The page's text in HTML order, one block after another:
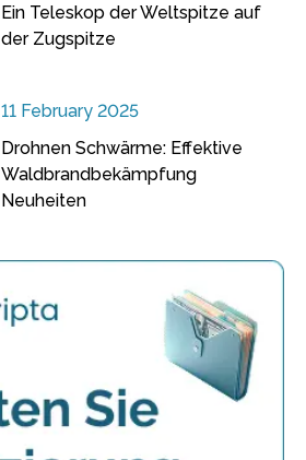
Ein Teleskop der Weltspitze auf
der Zugspitze
11 February 2025
Drohnen Schwärme: Effektive
Waldbrandbekämpfung
Neuheiten